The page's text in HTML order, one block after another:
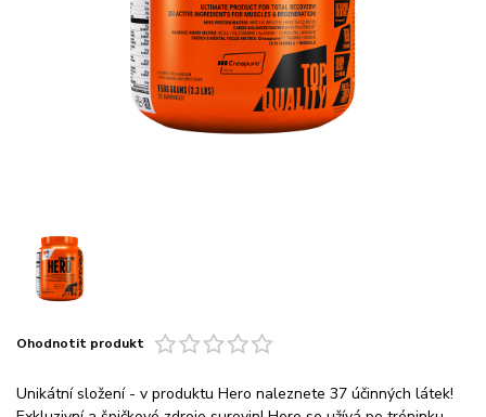
Ohodnotit produkt
Unikátní složení - v produktu Hero naleznete 37 účinných látek!